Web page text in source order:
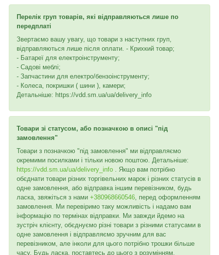
Перелік груп товарів, які відправляються лише по
передплаті
Звертаємо вашу увагу, що товари з наступних груп,
відправляються лише після оплати. - Крихкий товар;
- Батареї для електроінструменту;
- Садові меблі;
- Запчастини для електро/бензоінструменту;
- Колеса, покришки ( шини ), камери;
Детальніше: https://vdd.sm.ua/ua/delivery_info
Товари зі статусом, або позначкою в описі "під
замовлення"
Товари з позначкою "під замовлення" ми відправляємо
окремими посилками і тільки новою поштою. Детальніше:
https://vdd.sm.ua/ua/delivery_info . Якщо вам потрібно
обєднати товари різних торгівельних марок і різних статусів в
одне замовлення, або відправка іншим перевізником, будь
ласка, звяжіться з нами +380968660546 , перед оформленням
замовлення. Ми перевіримо таку можливість і надамо вам
інформацію по термінах відправки. Ми завжди йдемо на
зустріч клієнту, обєднуємо різні товари з різними статусами в
одне замовлення і відправляємо зручним для вас
перевізником, але інколи для цього потрібно трошки більше
часу. Будь ласка, поставтесь до цього з розумінням.